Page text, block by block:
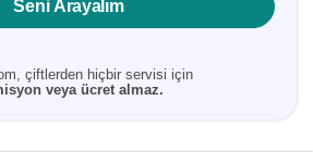
Seni Arayalım
çiftlerden hiçbir servisi için
veya ücret almaz.